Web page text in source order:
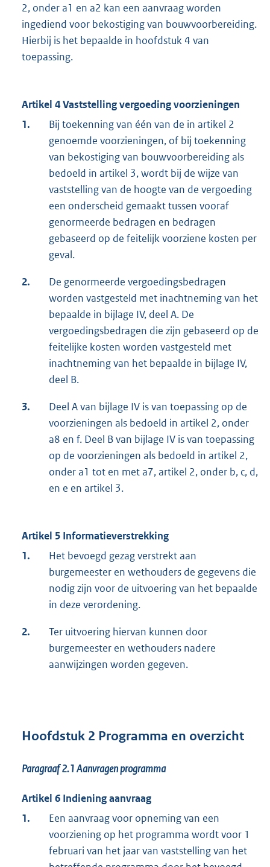
2, onder a1 en a2 kan een aanvraag worden
ingediend voor bekostiging van bouwvoorbereiding.
Hierbij is het bepaalde in hoofd­stuk 4 van
toepassing.
Artikel 4 Vaststelling vergoeding voorzieningen
1.
Bij toekenning van één van de in artikel 2
genoemde voorzieningen, of bij toekenning
van bekostiging van bouwvoorbereiding als
bedoeld in artikel 3, wordt bij de wijze van
vaststel­ling van de hoogte van de vergoeding
een onderscheid gemaakt tussen vooraf
genor­meerde bedragen en bedragen
gebaseerd op de feitelijk voorziene kosten per
geval.
2.
De genormeerde vergoedingsbedragen
worden vastgesteld met inachtneming van het
bepaalde in bijlage IV, deel A. De
vergoedingsbedragen die zijn gebaseerd op de
fei­telijke kosten worden vastgesteld met
inachtneming van het bepaalde in bijlage IV,
deel B.
3.
Deel A van bijlage IV is van toepassing op de
voorzieningen als bedoeld in artikel 2, onder
a8 en f. Deel B van bijlage IV is van toepassing
op de voorzieningen als bedoeld in artikel 2,
onder a1 tot en met a7, artikel 2, onder b, c, d,
en e en artikel 3.
Artikel 5 Informatieverstrekking
1.
Het bevoegd gezag verstrekt aan
burgemeester en wethouders de gegevens die
nodig zijn voor de uitvoering van het bepaalde
in deze verordening.
2.
Ter uitvoering hiervan kunnen door
burgemeester en wethouders nadere
aanwijzingen worden gegeven.
Hoofdstuk 2 Programma en overzicht
Paragraaf 2.1Aanvragen programma
Artikel 6 Indiening aanvraag
1.
Een aanvraag voor opneming van een
voorziening op het programma wordt voor 1
fe­bruari van het jaar van vaststelling van het